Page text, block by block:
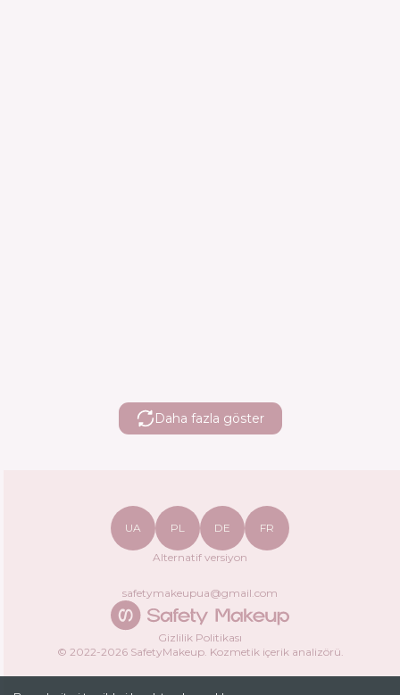
Daha fazla göster
Gizlilik Politikası
© 2022-2026SafetyMakeup. Kozmetik içerik analizörü.
UA PL DE FR
Alternatif versiyon
safetymakeupua@gmail.com